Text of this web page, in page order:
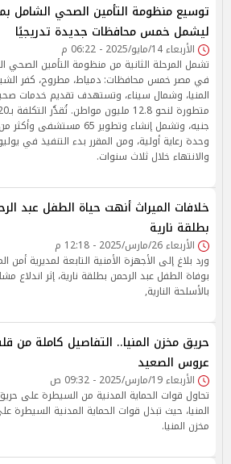
توسيع منظومة التأمين الصحي الشامل
ليشمل خمس محافظات جديدة تدريجيًا
الأربعاء 14/مايو/2025 - 06:22 م
تشمل المرحلة الثانية من منظومة التأمين الصحي
في مصر خمس محافظات: دمياط، مطروح، كفر
المنيا، وشمال سيناء، وتستهدف تقديم خدمات
والانتهاء خلال ثلاث سنوات.
خلافات الميراث أنهت حياة الطفل عبد
بطلقة نارية
الأربعاء 26/مارس/2025 - 12:18 م
ورد بلاغ إلى الأجهزة الأمنية التابعة لمديرية أمن
بوفاة الطفل عبد الرحمن بطلقة نارية، إثر اندلاع
بالأسلحة النارية,
حريق مخزن المنيا.. التفاصيل كاملة من
عروس الصعيد
الأربعاء 19/مارس/2025 - 09:32 ص
تحاول قوات الحماية المدنية من السيطرة على
المنيا، حيث تبذل قوات الحماية المدنية السيطرة
مخزن المنيا.